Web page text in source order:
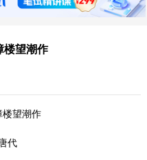
楼望潮作
楼望潮作
代